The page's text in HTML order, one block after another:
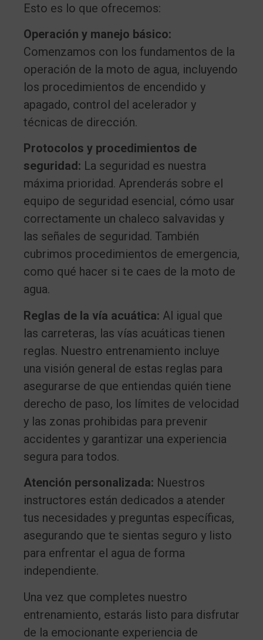
Esto es lo que ofrecemos:
Operación y manejo básico:
Comenzamos con los fundamentos de la
operación de la moto de agua, incluyendo
los procedimientos de encendido y
apagado, control del acelerador y
técnicas de dirección.
Protocolos y procedimientos de
seguridad: La seguridad es nuestra
máxima prioridad. Aprenderás sobre el
equipo de seguridad esencial, cómo usar
correctamente un chaleco salvavidas y
las señales de seguridad. También
cubrimos procedimientos de emergencia,
como qué hacer si te caes de la moto de
agua.
Reglas de la vía acuática: Al igual que
las carreteras, las vías acuáticas tienen
reglas. Nuestro entrenamiento incluye
una visión general de estas reglas para
asegurarse de que entiendas quién tiene
derecho de paso, los límites de velocidad
y las zonas prohibidas para prevenir
accidentes y garantizar una experiencia
segura para todos.
Atención personalizada: Nuestros
instructores están dedicados a atender
tus necesidades y preguntas específicas,
asegurando que te sientas seguro y listo
para enfrentar el agua de forma
independiente.
Una vez que completes nuestro
entrenamiento, estarás listo para disfrutar
de la emocionante experiencia de